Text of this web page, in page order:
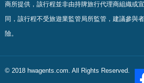
商所提供，該行程並非由持牌旅行代理商組織或
同，該行程不受旅遊業監管局所監管，建議參與
險。
© 2018 hwagents.com. All Rights Reserved.